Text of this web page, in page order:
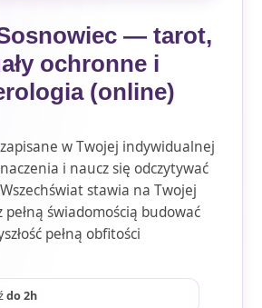
— tarot,
ochronne i
(online)
w Twojej indywidualnej
i naucz się odczytywać
stawia na Twojej
pełną świadomością budować
pełną obfitości
do 2h